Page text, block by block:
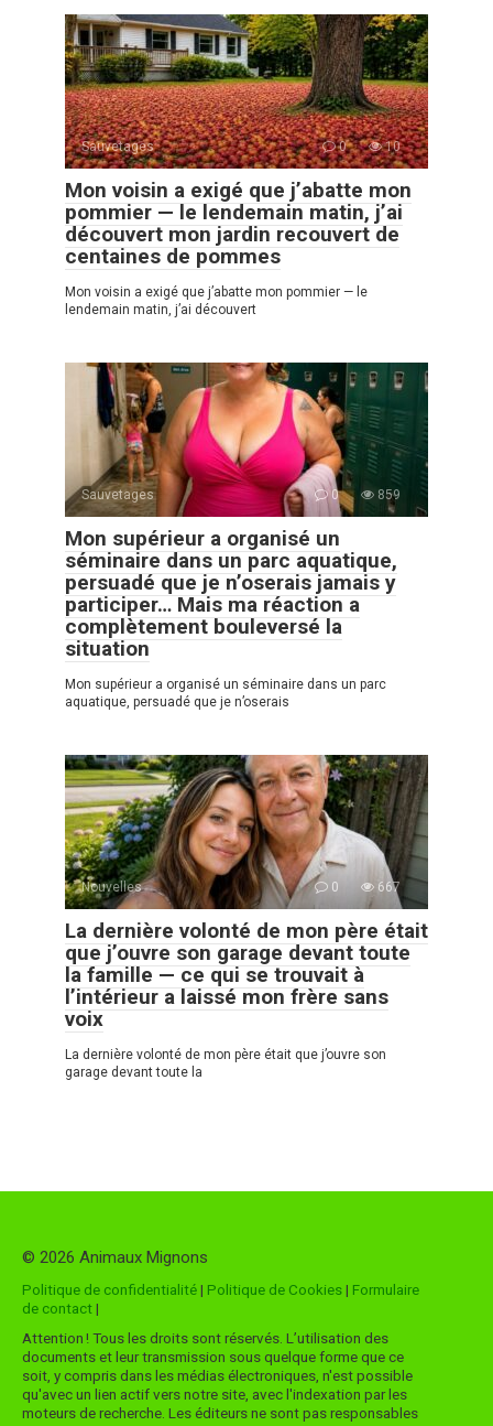
Sauvetages 0 10
Mon voisin a exigé que j’abatte mon
pommier — le lendemain matin, j’ai
découvert mon jardin recouvert de
centaines de pommes
Mon voisin a exigé que j’abatte mon pommier — le
lendemain matin, j’ai découvert
Sauvetages 0 859
Mon supérieur a organisé un
séminaire dans un parc aquatique,
persuadé que je n’oserais jamais y
participer… Mais ma réaction a
complètement bouleversé la
situation
Mon supérieur a organisé un séminaire dans un parc
aquatique, persuadé que je n’oserais
Nouvelles 0 667
La dernière volonté de mon père était
que j’ouvre son garage devant toute
la famille — ce qui se trouvait à
l’intérieur a laissé mon frère sans
voix
La dernière volonté de mon père était que j’ouvre son
garage devant toute la
© 2026 Animaux Mignons
Politique de confidentialité| Politique de Cookies| Formulaire
de contact|
Attention ! Tous les droits sont réservés. L’utilisation des
documents et leur transmission sous quelque forme que ce
soit, y compris dans les médias électroniques, n'est possible
qu'avec un lien actif vers notre site, avec l'indexation par les
moteurs de recherche. Les éditeurs ne sont pas responsables